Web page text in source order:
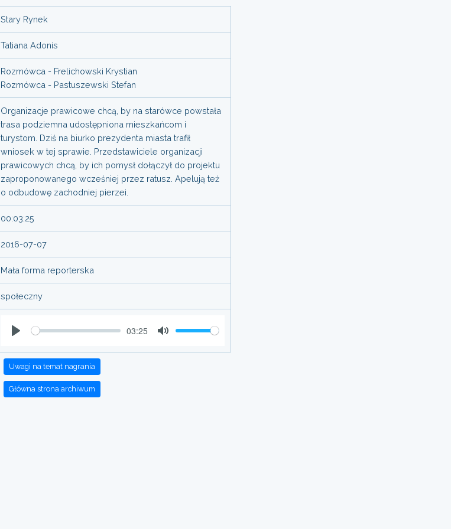
Stary Rynek
Tatiana Adonis
Rozmówca - Frelichowski Krystian
Rozmówca - Pastuszewski Stefan
Organizacje prawicowe chcą, by na starówce powstała
trasa podziemna udostępniona mieszkańcom i
turystom. Dziś na biurko prezydenta miasta trafił
wniosek w tej sprawie. Przedstawiciele organizacji
prawicowych chcą, by ich pomysł dołączył do projektu
zaproponowanego wcześniej przez ratusz. Apelują też
o odbudowę zachodniej pierzei.
00:03:25
2016-07-07
Mała forma reporterska
społeczny
03:25
Uwagi na temat nagrania
Główna strona archiwum